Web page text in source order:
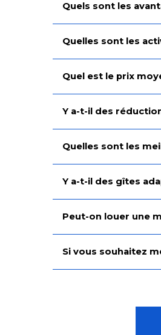
Quels sont les
Quelles sont les
Quel est le prix
Y a-t-il des
Quelles sont les
Y a-t-il des gîtes
Peut-on louer une
Si vous souhaitez